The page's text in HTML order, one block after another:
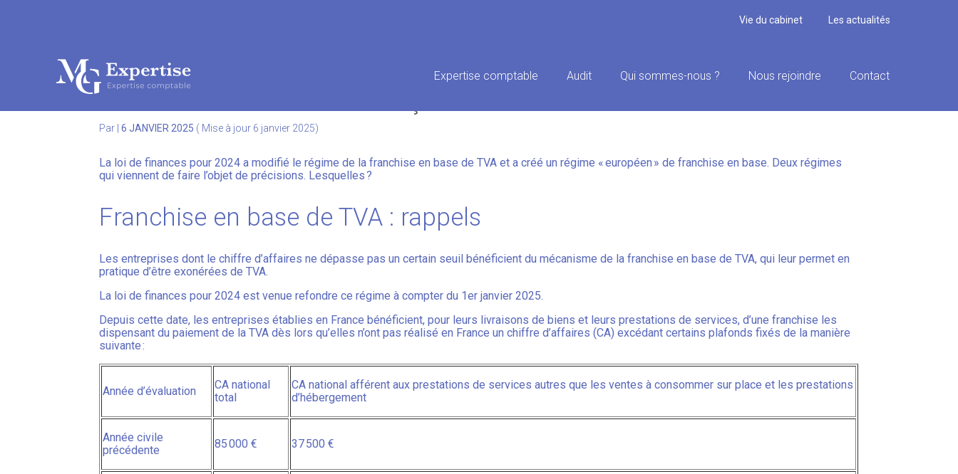
Vie du cabinet Les actualités
Aller
Expertise comptable Audit Qui sommes-nous ? Nous rejoindre Contact
Par |6 JANVIER 2025 ( Mise à jour 6 janvier 2025)
La loi de finances pour 2024 a modifié le régime de la franchise en base de TVA et a créé un régime « européen » de franchise en base. Deux régimes
qui viennent de faire l’objet de précisions. Lesquelles ?
Franchise en base de TVA : rappels
Les entreprises dont le chiffre d’affaires ne dépasse pas un certain seuil bénéficient du mécanisme de la franchise en base de TVA, qui leur permet en
pratique d’être exonérées de TVA.
La loi de finances pour 2024 est venue refondre ce régime à compter du 1er janvier 2025.
Depuis cette date, les entreprises établies en France bénéficient, pour leurs livraisons de biens et leurs prestations de services, d’une franchise les
dispensant du paiement de la TVA dès lors qu’elles n’ont pas réalisé en France un chiffre d’affaires (CA) excédant certains plafonds fixés de la manière
suivante :
Année d’évaluation
CA national
total
CA national afférent aux prestations de services autres que les ventes à consommer sur place et les prestations
d’hébergement
Année civile
précédente
85 000 € 37 500 €